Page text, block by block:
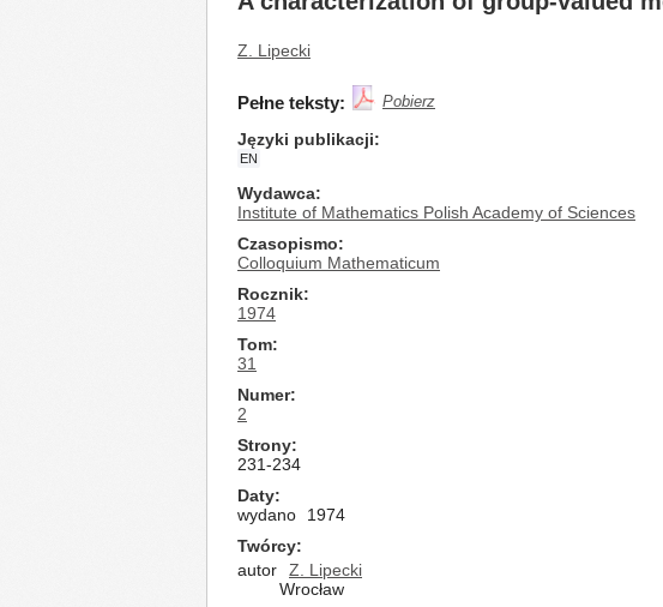
Z. Lipecki
Pełne teksty: Pobierz
Języki publikacji
EN
Wydawca
Institute of Mathematics Polish Academy of Sciences
Czasopismo
Colloquium Mathematicum
Rocznik
1974
Tom
31
Numer
2
Strony
231-234
Daty
wydano
1974
Twórcy
autor
Z. Lipecki
Wrocław